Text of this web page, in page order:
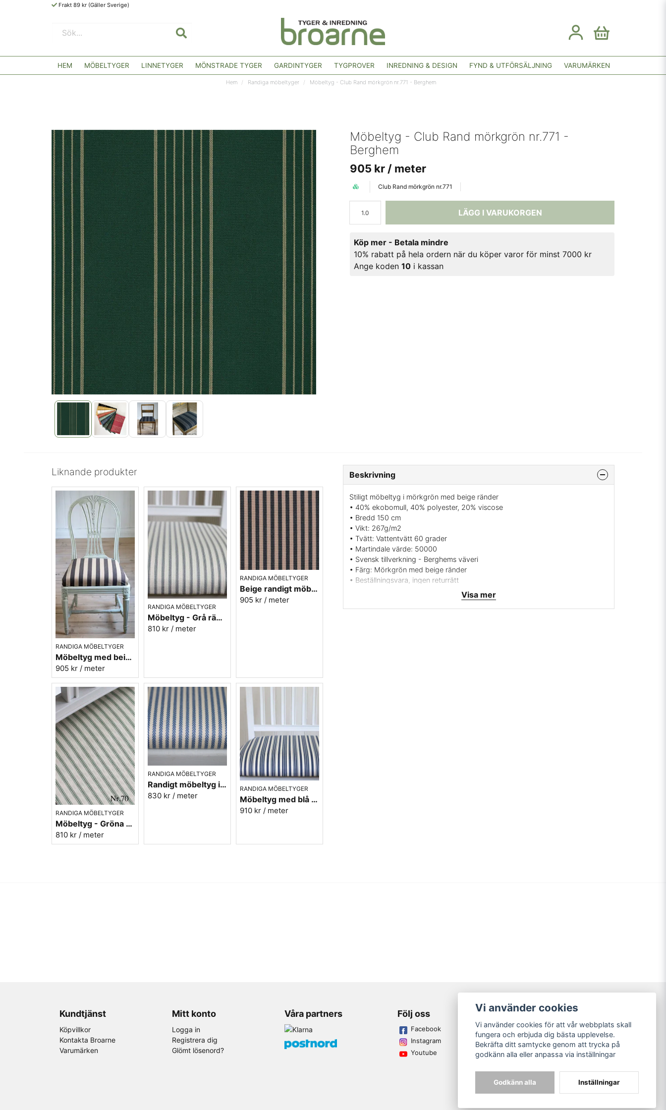
Frakt 89 kr (Gäller Sverige)
HEM MÖBELTYGER LINNETYGER MÖNSTRADE TYGER GARDINTYGER TYGPROVER INREDNING & DESIGN FYND & UTFÖRSÄLJNING VARUMÄRKEN
Hem Randiga möbeltyger Möbeltyg - Club Rand mörkgrön nr.771 - Berghem
Möbeltyg - Club Rand mörkgrön nr.771 -
Berghem
905 kr / meter
Club Rand mörkgrön nr.771
LÄGG I VARUKORGEN
Köp mer - Betala mindre
10% rabatt på hela ordern när du köper varor för minst 7000 kr
Ange koden10 i kassan
Liknande produkter
RANDIGA MÖBELTYGER
Möbeltyg med beige/svarta ränder - Stor rand nr.591
905 kr / meter
RANDIGA MÖBELTYGER
Möbeltyg - Grå ränder - Ellinor nr.90
810 kr / meter
RANDIGA MÖBELTYGER
Beige randigt möbeltyg - Lill rand nr.391
905 kr / meter
RANDIGA MÖBELTYGER
Möbeltyg - Gröna ränder - Ellinor nr.70
810 kr / meter
RANDIGA MÖBELTYGER
Randigt möbeltyg i blått - Sofia Rand nr.50
830 kr / meter
RANDIGA MÖBELTYGER
Möbeltyg med blå ränder i eko-bomull - Fredrika nr.50
910 kr / meter
Beskrivning
Stiligt möbeltyg i mörkgrön med beige ränder
• 40% ekobomull, 40% polyester, 20% viscose
• Bredd 150 cm
• Vikt: 267g/m2
• Tvätt: Vattentvätt 60 grader
• Martindale värde: 50000
• Svensk tillverkning - Berghems väveri
• Färg: Mörkgrön med beige ränder
• Beställningsvara, ingen returrätt
Visa mer
Kundtjänst
Köpvillkor
Kontakta Broarne
Varumärken
Mitt konto
Logga in
Registrera dig
Glömt lösenord?
Våra partners Följ oss
Facebook
Instagram
Youtube
Broarne AB
© Copyright
Vi använder cookies
Vi använder cookies för att vår webbplats skall
fungera och erbjuda dig bästa upplevelse.
Bekräfta ditt samtycke genom att trycka på
godkänn alla eller anpassa via inställningar
Godkänn alla Inställningar